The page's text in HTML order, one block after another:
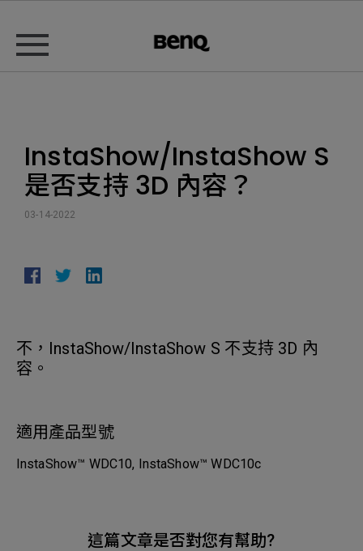
InstaShow/InstaShow S
是否支持 3D 內容？
03-14-2022
不，InstaShow/InstaShow S 不支持 3D 內
容。
適用產品型號
InstaShow™ WDC10, InstaShow™ WDC10c
這篇文章是否對您有幫助?